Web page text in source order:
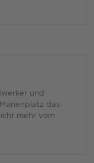
und
das
mehr vom